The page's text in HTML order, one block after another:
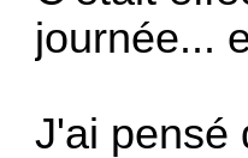
journée...
J'ai pensé